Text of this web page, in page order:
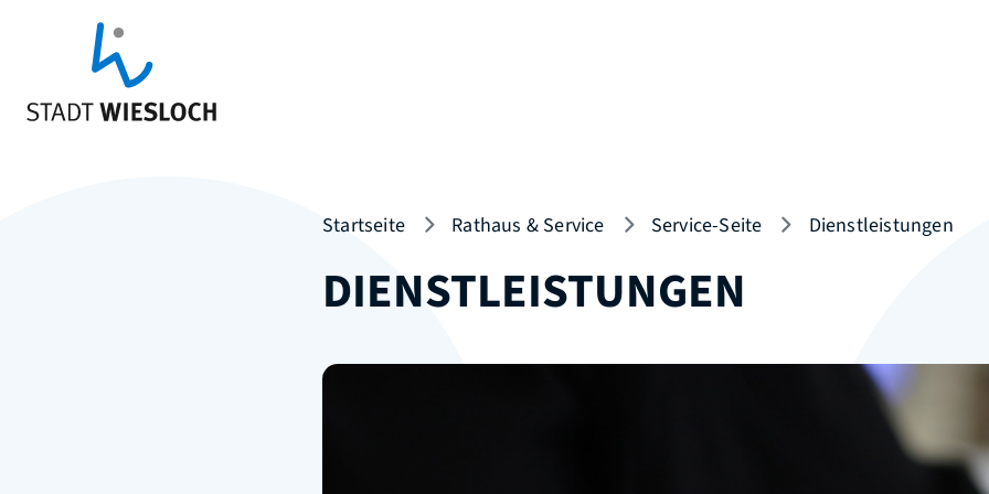
Startseite Rathaus & Service Service-Seite Dienstleistungen
DIENSTLEISTUNGEN